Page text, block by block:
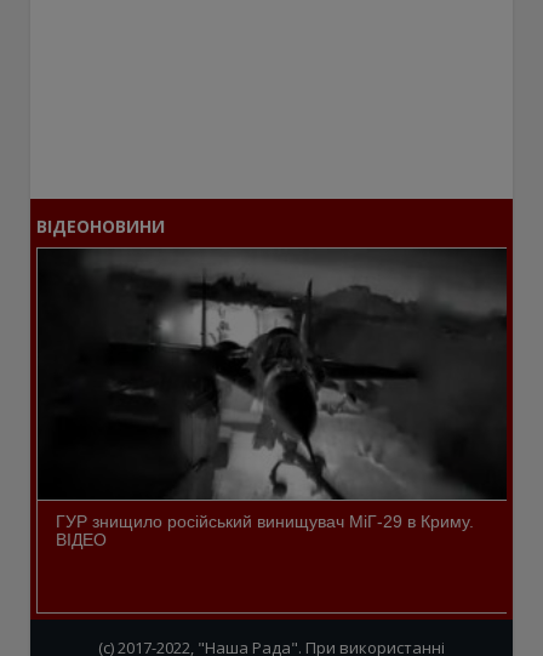
ВІДЕОНОВИНИ
ГУР знищило російський винищувач МіГ-29 в Криму.
ВІДЕО
(c) 2017-2022, "Наша Рада". При використанні